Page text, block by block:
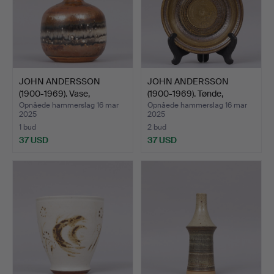
JOHN ANDERSSON
(1900-1969). Vase,
glaseret…
Opnåede hammerslag 16 mar
2025
1 bud
37 USD
JOHN ANDERSSON
(1900-1969). Tønde,
stentøj…
Opnåede hammerslag 16 mar
2025
2 bud
37 USD